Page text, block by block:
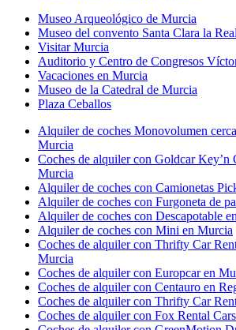
Museo Arqueológico de Murcia
Museo del convento Santa Clara la Real
Visitar Murcia
Auditorio y Centro de Congresos
Vacaciones en Murcia
Museo de la Catedral de Murcia
Plaza Ceballos
Alquiler de coches Monovolumen
Murcia
Coches de alquiler con Goldcar Key’n
Murcia
Alquiler de coches con Camionetas
Alquiler de coches con Furgoneta de
Alquiler de coches con Descapotable
Alquiler de coches con Mini en Murcia
Coches de alquiler con Thrifty Car
Murcia
Coches de alquiler con Europcar en
Coches de alquiler con Centauro en
Coches de alquiler con Thrifty Car
Coches de alquiler con Fox Rental